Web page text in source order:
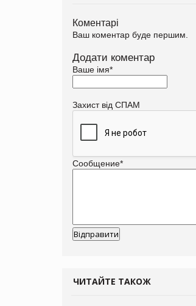
Коментарі
Ваш коментар буде першим.
Додати коментар
Ваше імя*
Захист від СПАМ
Сообщение*
ЧИТАЙТЕ ТАКОЖ